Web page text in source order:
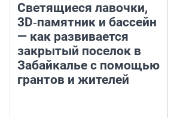
Светящиеся лавочки,
3D‑памятник и бассейн
— как развивается
закрытый поселок в
Забайкалье с помощью
грантов и жителей